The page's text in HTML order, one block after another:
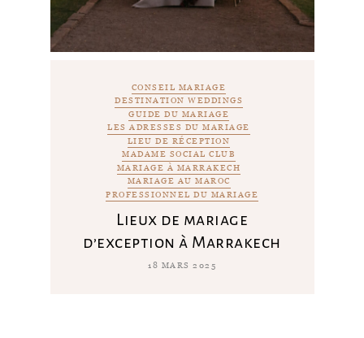
CONSEIL MARIAGE
DESTINATION WEDDINGS
GUIDE DU MARIAGE
LES ADRESSES DU MARIAGE
LIEU DE RÉCEPTION
MADAME SOCIAL CLUB
MARIAGE À MARRAKECH
MARIAGE AU MAROC
PROFESSIONNEL DU MARIAGE
Lieux de mariage
d’exception à Marrakech
18 MARS 2025